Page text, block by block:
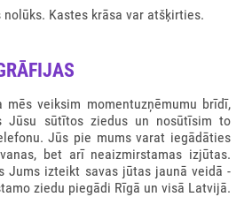
Kastes krāsa var atšķirties.
mēs veiksim momentuzņēmumu brīdī,
Jūsu sūtītos ziedus un nosūtīsim to
Jūs pie mums varat iegādāties
bet arī neaizmirstamas izjūtas.
Jums izteikt savas jūtas jaunā veidā -
ziedu piegādi Rīgā un visā Latvijā.